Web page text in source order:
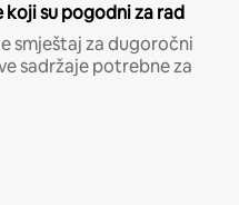
su pogodni za rad
smještaj za dugoročni
sadržaje potrebne za